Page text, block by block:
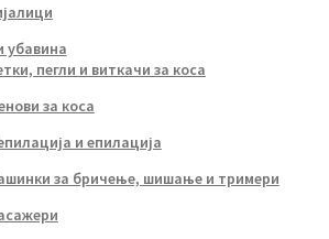
убавина
пегли и виткачи за коса
за коса
и епилација
за бричење, шишање и тримери